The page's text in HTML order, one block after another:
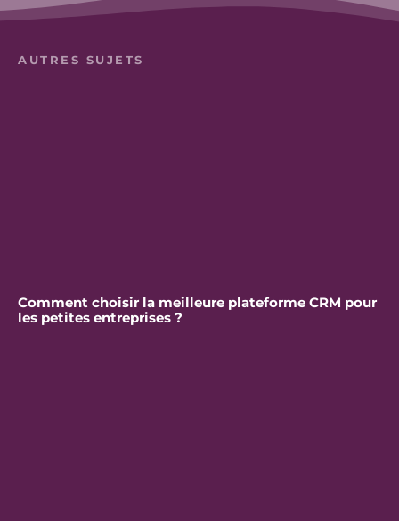
AUTRES SUJETS
Comment choisir la meilleure plateforme CRM pour
les petites entreprises ?